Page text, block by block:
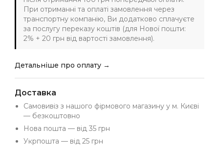
При отриманні та оплаті замовлення через
транспортну компанію, Ви додатково сплачуєте
за послугу переказу коштів (для Нової пошти:
2% + 20 грн від вартості замовлення).
Детальніше про оплату →
Доставка
Самовивіз з нашого фірмового магазину у м. Києві
— безкоштовно
Нова пошта — від 35 грн
Укрпошта — від 25 грн